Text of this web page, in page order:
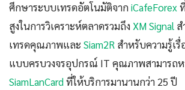
ศึกษาระบบเทรดอัตโนมัติจากiCafeForex
สูงในการวิเคราะห์ตลาดรวมถึง XM Signal
เทรดคุณภาพและ Siam2R สำหรับความรู้เรื่
แบบครบวงจรอุปกรณ์ IT คุณภาพสามารถห
SiamLanCardที่ให้บริการมานานกว่า 25 ปี